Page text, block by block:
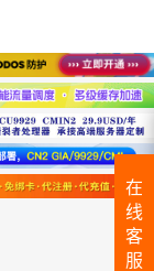
在
线
客
服